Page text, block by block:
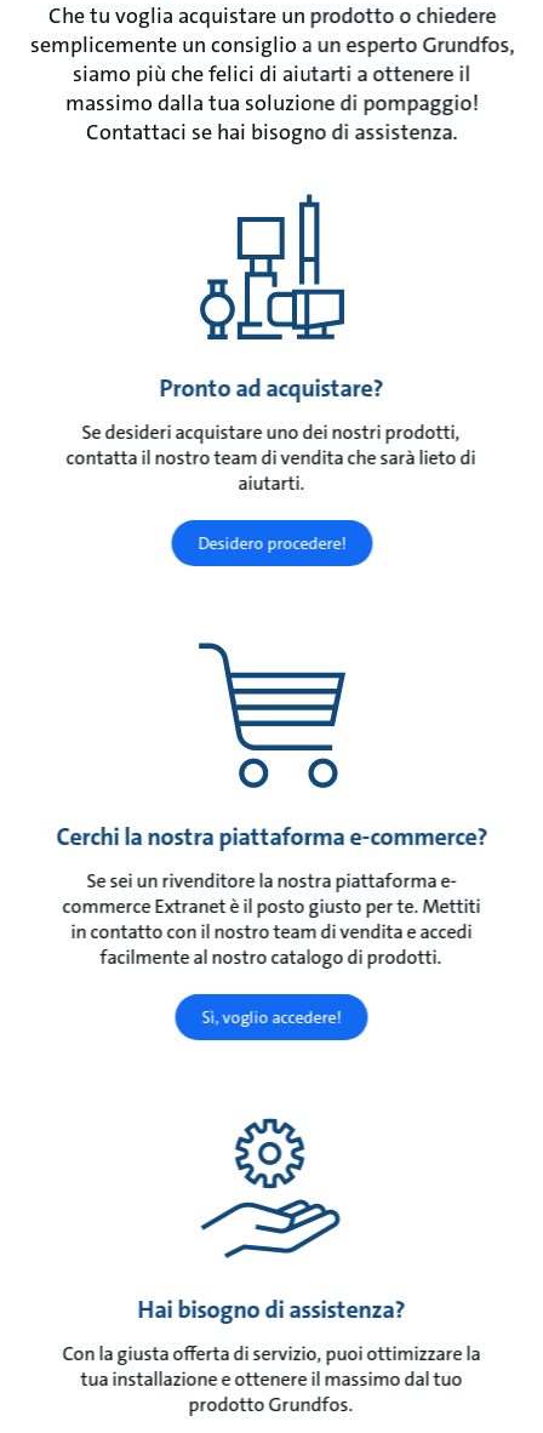
Che tu voglia acquistare un prodotto o chiedere
semplicemente un consiglio a un esperto Grundfos,
siamo più che felici di aiutarti a ottenere il
massimo dalla tua soluzione di pompaggio!
Contattaci se hai bisogno di assistenza.
Pronto ad acquistare?
Se desideri acquistare uno dei nostri prodotti,
contatta il nostro team di vendita che sarà lieto di
aiutarti.
Desidero procedere!
Cerchi la nostra piattaforma e-commerce?
Se sei un rivenditore la nostra piattaforma e-
commerce Extranet è il posto giusto per te. Mettiti
in contatto con il nostro team di vendita e accedi
facilmente al nostro catalogo di prodotti.
Sì, voglio accedere!
Hai bisogno di assistenza?
Con la giusta offerta di servizio, puoi ottimizzare la
tua installazione e ottenere il massimo dal tuo
prodotto Grundfos.